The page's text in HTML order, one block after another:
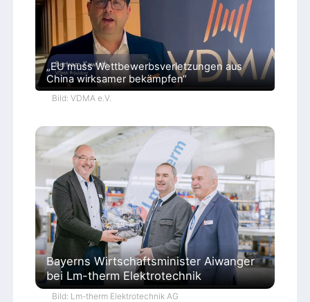
„EU muss Wettbewerbsverletzungen aus
China wirksamer bekämpfen“
Bild: VDMA e.V.
Bayerns Wirtschaftsminister Aiwanger
bei Lm-therm Elektrotechnik
Bild: Lm-therm Elektrotechnik AG